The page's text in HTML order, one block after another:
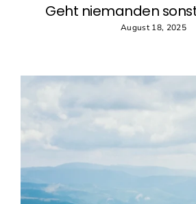
Geht niemanden
August 18, 2025